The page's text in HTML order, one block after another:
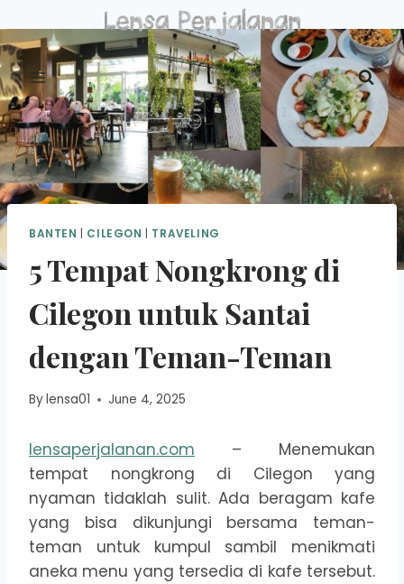
to
content
BANTEN | CILEGON | TRAVELING
5 Tempat Nongkrong di
Cilegon untuk Santai
dengan Teman-Teman
Bylensa01 June 4, 2025
lensaperjalanan.com – Menemukan
tempat nongkrong di Cilegon yang
nyaman tidaklah sulit. Ada beragam kafe
yang bisa dikunjungi bersama teman-
teman untuk kumpul sambil menikmati
aneka menu yang tersedia di kafe tersebut.